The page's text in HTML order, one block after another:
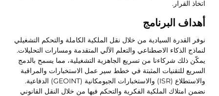
اتخاذ القرار.
أهداف البرنامج
نوفر القدرة السيادية من خلال نقل الملكية الكاملة والتحكم التشغيلي
لنماذج الذكاء الاصطناعي والتعلم الآلي المتقدمة ومسارات التحليلات.
يمكّن ذلك شركاءنا من تسريع الجاهزية التشغيلية، مما يسمح بالدمج
السريع للتقنيات المثبتة في خطط سير عمل الاستخبارات والمراقبة
والاستطلاع (ISR) والاستخبارات الجيومكانية (GEOINT) الدفاعية.
نضمن امتلاك الملكية الفكرية والتحكم فيها من خلال النقل القانوني